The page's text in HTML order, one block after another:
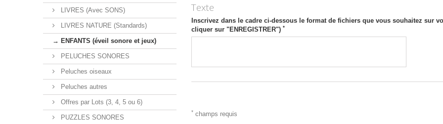
LIVRES (Avec SONS)
LIVRES NATURE (Standards)
→ ENFANTS (éveil sonore et jeux)
PELUCHES SONORES
Peluches oiseaux
Peluches autres
Offres par Lots (3, 4, 5 ou 6)
PUZZLES SONORES
Texte
Inscrivez dans le cadre ci-dessous le format de fichiers que vous souhaitez sur
cliquer sur "ENREGISTRER") *
* champs requis